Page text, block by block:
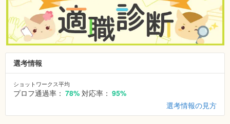
選考情報
ショットワークス平均
プロフ通過率： 78% 対応率： 95%
選考情報の見方